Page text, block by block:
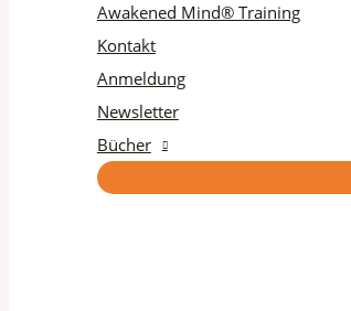
Awakened Mind® Training
Kontakt
Anmeldung
Newsletter
Bücher